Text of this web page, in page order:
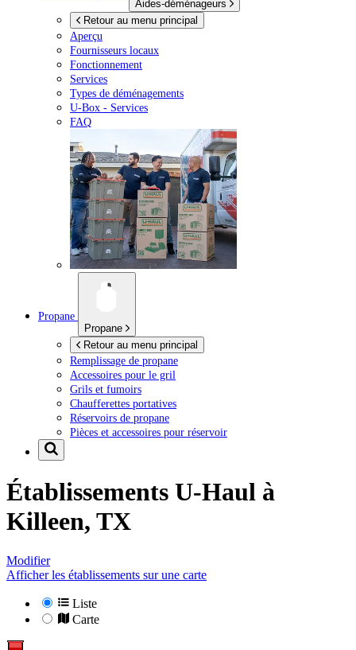
Aides-déménageurs
Retour au menu principal
Aperçu
Fournisseurs locaux
Fonctionnement
Services
Types de déménagements
U-Box - Services
FAQ
Propane
Propane
Retour au menu principal
Remplissage de propane
Accessoires pour le gril
Grils et fumoirs
Chaufferettes portatives
Réservoirs de propane
Pièces et accessoires pour réservoir
Établissements U-Haul à
Killeen, TX
Modifier
Afficher les établissements sur une carte
Liste
Carte